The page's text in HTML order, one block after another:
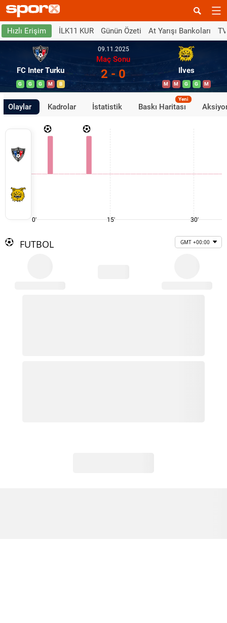
Hızlı Erişim İLK11 KUR Günün Özeti At Yarışı Bankoları
FC Inter Turku
G G G M B
09.11.2025
Maç Sonu
2 - 0 Ilves
M M G G M
Olaylar Kadrolar İstatistik Baskı Haritası
Yeni
0' 15' 30'
FUTBOL GMT +00:00